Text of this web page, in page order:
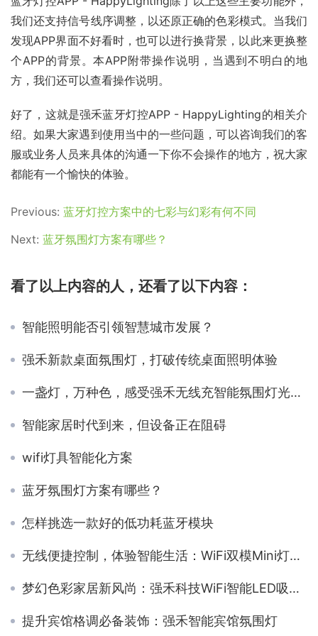
我们还支持信号线序调整，以还原正确的色彩模式。当我们
发现APP界面不好看时，也可以进行换背景，以此来更换整
个APP的背景。本APP附带操作说明，当遇到不明白的地
方，我们还可以查看操作说明。
好了，这就是强禾蓝牙灯控APP - HappyLighting的相关介
绍。如果大家遇到使用当中的一些问题，可以咨询我们的客
服或业务人员来具体的沟通一下你不会操作的地方，祝大家
都能有一个愉快的体验。
Previous: 蓝牙灯控方案中的七彩与幻彩有何不同
Next: 蓝牙氛围灯方案有哪些？
看了以上内容的人，还看了以下内容：
智能照明能否引领智慧城市发展？
强禾新款桌面氛围灯，打破传统桌面照明体验
一盏灯，万种色，感受强禾无线充智能氛围灯光影魔力！
智能家居时代到来，但设备正在阻碍
wifi灯具智能化方案
蓝牙氛围灯方案有哪些？
怎样挑选一款好的低功耗蓝牙模块
无线便捷控制，体验智能生活：WiFi双模Mini灯带控制器
梦幻色彩家居新风尚：强禾科技WiFi智能LED吸顶灯方案
提升宾馆格调必备装饰：强禾智能宾馆氛围灯